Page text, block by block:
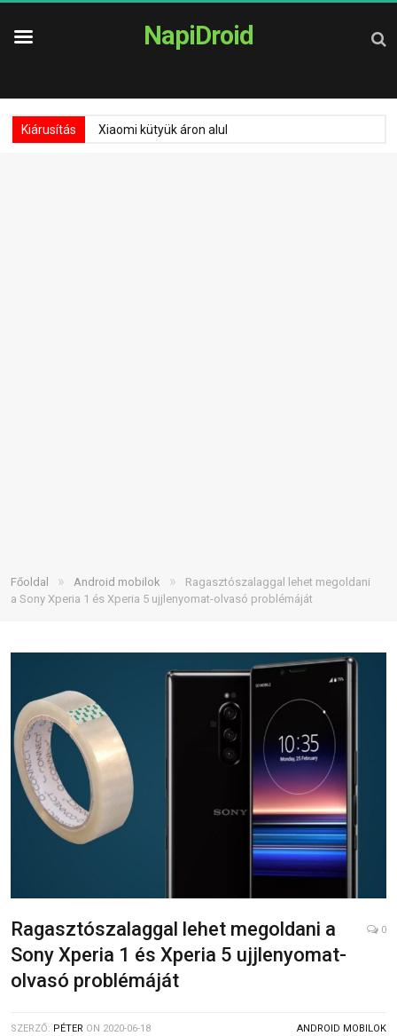
NapiDroid
Kiárusítás Xiaomi kütyük áron alul
Főoldal » Android mobilok »
Ragasztószalaggal lehet megoldani
a Sony Xperia 1 és Xperia 5 ujjlenyomat-olvasó problémáját
Ragasztószalaggal lehet megoldani a
Sony Xperia 1 és Xperia 5 ujjlenyomat-
olvasó problémáját
0
SZERZŐ: PÉTER ON 2020-06-18 ANDROID MOBILOK